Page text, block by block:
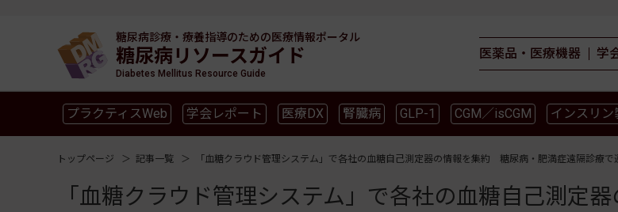
糖尿病診療・療養指導のための医療情報ポータル
糖尿病リソースガイド
Diabetes Mellitus Resource Guide
医薬品・医療機器 学
プラクティスWeb 学会レポート 医療DX 腎臓病 GLP-1 CGM／isCGM インスリ
トップページ 記事一覧 「血糖クラウド管理システム」で各社の血糖自己測定器の情報を集約 糖尿病・肥満症遠隔診療
「血糖クラウド管理システム」で各社の血糖自己測定